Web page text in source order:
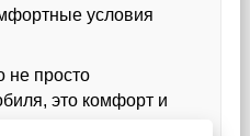
условия
не просто
это комфорт и